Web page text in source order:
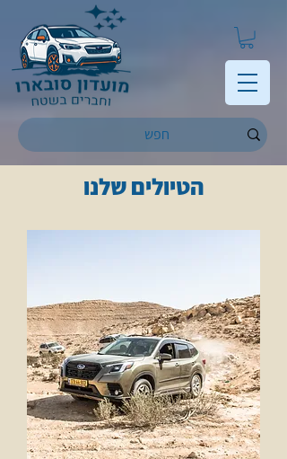
הטיולים שלנו